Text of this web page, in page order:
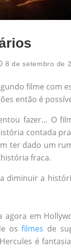
8 de setembro de
filme com
então é
fazer… O
contada
ter dado um
fraca.
diminuir a
agora em
osfilmes de
é